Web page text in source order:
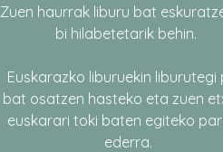
Zuen haurrak liburu bat
bi hilabetetarik behin.
Euskarazko liburuekin liburutegi
bat osatzen hasteko eta zuen
euskarari toki baten egiteko
ederra.